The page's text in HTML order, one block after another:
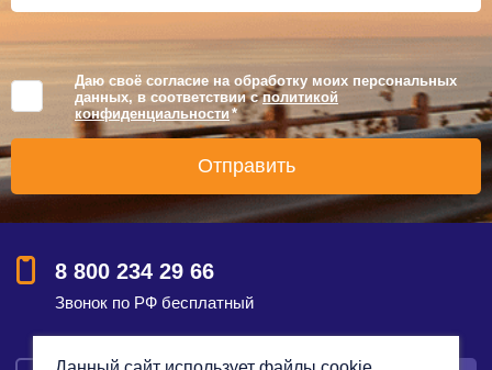
Даю своё согласие на обработку моих персональных
данных, в соответствии сполитикой
конфиденциальности *
8 800 234 29 66
Звонок по РФ бесплатный